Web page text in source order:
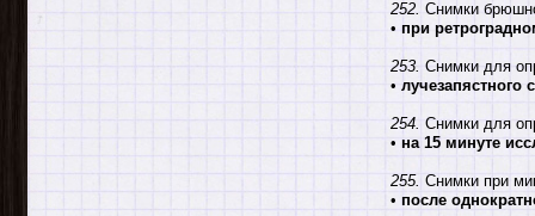
252. Снимки
• при
253. Снимки для
• лучезапястного
254. Снимки для
• на 15 минуте
255. Снимки при
• после